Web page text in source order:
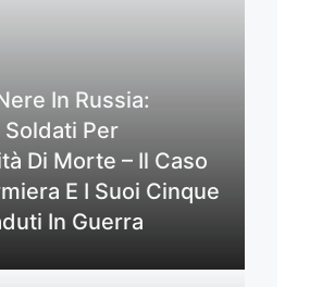
In Russia:
Soldati Per
Di Morte – Il Caso
E I Suoi Cinque
In Guerra